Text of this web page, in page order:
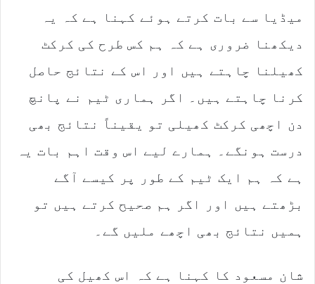
میڈیا سے بات کرتے ہوئے کہنا ہے کہ یہ
دیکھنا ضروری ہے کہ ہم کس طرح کی کرکٹ
کھیلنا چاہتے ہیں اور اس کے نتائج حاصل
کرنا چاہتے ہیں۔ اگر ہماری ٹیم نے پانچ
دن اچھی کرکٹ کھیلی تو یقیناً نتائج بھی
درست ہونگے۔ ہمارے لیے اس وقت اہم بات یہ
ہے کہ ہم ایک ٹیم کے طور پر کیسے آگے
بڑھتے ہیں اور اگر ہم صحیح کرتے ہیں تو
ہمیں نتائج بھی اچھے ملیں گے۔
شان مسعود کا کہنا ہے کہ اس کھیل کی